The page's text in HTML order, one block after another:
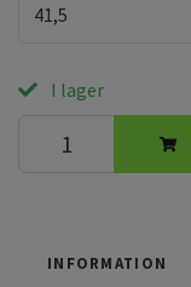
41,5
I lager
INFORMATION